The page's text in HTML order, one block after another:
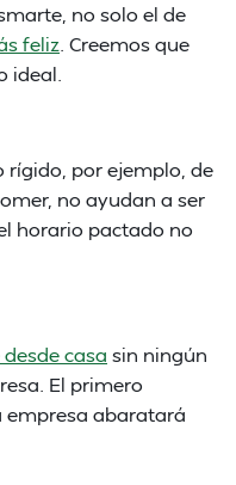
no solo el de
feliz . Creemos que
ideal.
rígido, por ejemplo, de
no ayudan a ser
horario pactado no
casa sin ningún
El primero
empresa abaratará